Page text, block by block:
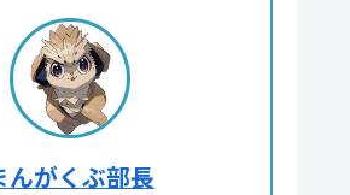
んがくぶ部長